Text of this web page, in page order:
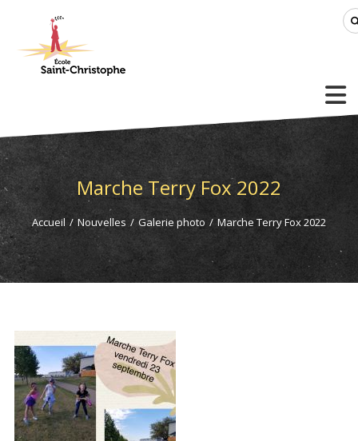
Marche Terry Fox 2022
Accueil / Nouvelles / Galerie photo / Marche Terry Fox 2022